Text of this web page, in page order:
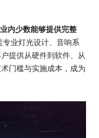
内少数能够提供完整
专业灯光设计、音响系
提供从硬件到软件、从
门槛与实施成本，成为